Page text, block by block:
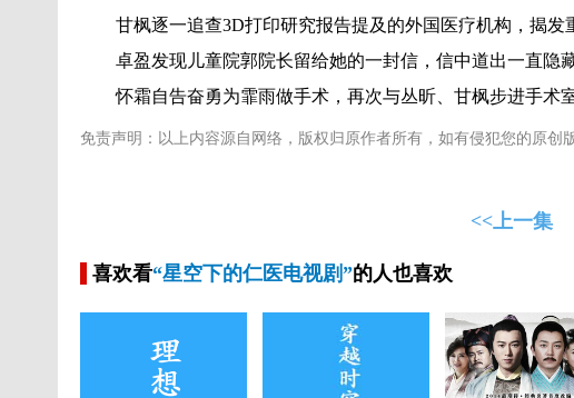
甘枫逐一追查3D打印研究报告提及的外国医疗机构，揭发
卓盈发现儿童院郭院长留给她的一封信，信中道出一直隐
怀霜自告奋勇为霏雨做手术，再次与丛昕、甘枫步进手
免责声明：以上内容源自网络，版权归原作者所有，如有侵犯您的原创
<<上一集
喜欢看“星空下的仁医电视剧”的人也喜欢